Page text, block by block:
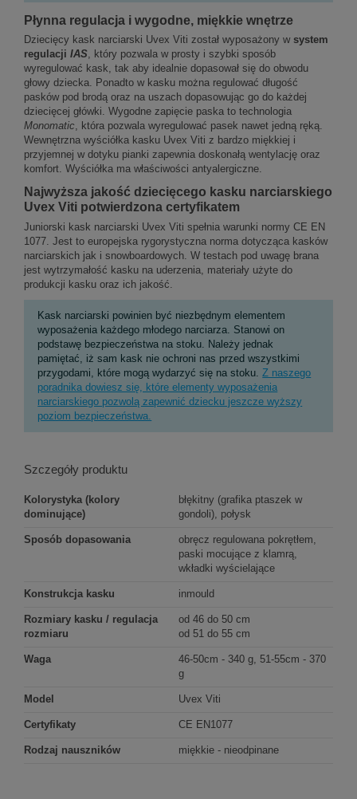
Płynna regulacja i wygodne, miękkie wnętrze
Dziecięcy kask narciarski Uvex Viti został wyposażony w system
regulacji IAS, który pozwala w prosty i szybki sposób
wyregulować kask, tak aby idealnie dopasował się do obwodu
głowy dziecka. Ponadto w kasku można regulować długość
pasków pod brodą oraz na uszach dopasowując go do każdej
dziecięcej główki. Wygodne zapięcie paska to technologia
Monomatic, która pozwala wyregulować pasek nawet jedną ręką.
Wewnętrzna wyściółka kasku Uvex Viti z bardzo miękkiej i
przyjemnej w dotyku pianki zapewnia doskonałą wentylację oraz
komfort. Wyściółka ma właściwości antyalergiczne.
Najwyższa jakość dziecięcego kasku narciarskiego
Uvex Viti potwierdzona certyfikatem
Juniorski kask narciarski Uvex Viti spełnia warunki normy CE EN
1077. Jest to europejska rygorystyczna norma dotycząca kasków
narciarskich jak i snowboardowych. W testach pod uwagę brana
jest wytrzymałość kasku na uderzenia, materiały użyte do
produkcji kasku oraz ich jakość.
Kask narciarski powinien być niezbędnym elementem
wyposażenia każdego młodego narciarza. Stanowi on
podstawę bezpieczeństwa na stoku. Należy jednak
pamiętać, iż sam kask nie ochroni nas przed wszystkimi
przygodami, które mogą wydarzyć się na stoku.Z naszego
poradnika dowiesz się, które elementy wyposażenia
narciarskiego pozwolą zapewnić dziecku jeszcze wyższy
poziom bezpieczeństwa.
Szczegóły produktu
Kolorystyka (kolory
dominujące)
błękitny (grafika ptaszek w
gondoli), połysk
Sposób dopasowania
obręcz regulowana pokrętłem,
paski mocujące z klamrą,
wkładki wyścielające
Konstrukcja kasku inmould
Rozmiary kasku / regulacja
rozmiaru
od 46 do 50 cm
od 51 do 55 cm
Waga
46-50cm - 340 g, 51-55cm - 370
g
Model Uvex Viti
Certyfikaty CE EN1077
Rodzaj nauszników miękkie - nieodpinane